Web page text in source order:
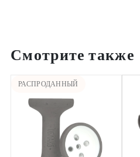
Смотрите также
РАСПРОДАННЫЙ